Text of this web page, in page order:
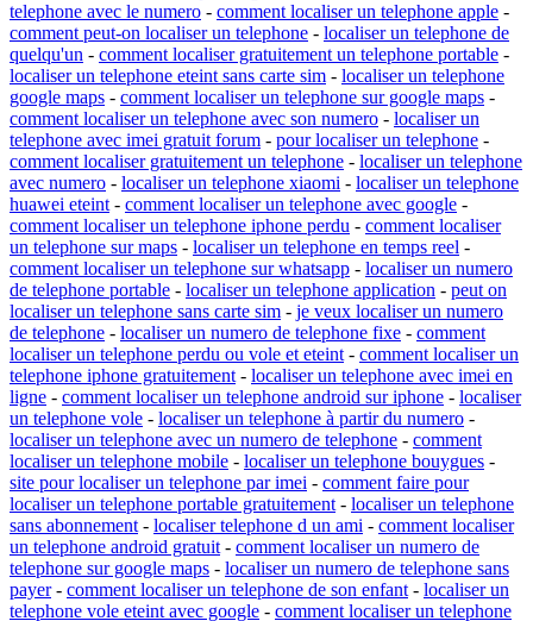
telephone avec le numero - comment localiser un telephone apple -
comment peut-on localiser un telephone - localiser un telephone de
quelqu'un - comment localiser gratuitement un telephone portable -
localiser un telephone eteint sans carte sim - localiser un telephone
google maps - comment localiser un telephone sur google maps -
comment localiser un telephone avec son numero - localiser un
telephone avec imei gratuit forum - pour localiser un telephone -
comment localiser gratuitement un telephone - localiser un telephone
avec numero - localiser un telephone xiaomi - localiser un telephone
huawei eteint - comment localiser un telephone avec google -
comment localiser un telephone iphone perdu - comment localiser
un telephone sur maps - localiser un telephone en temps reel -
comment localiser un telephone sur whatsapp - localiser un numero
de telephone portable - localiser un telephone application - peut on
localiser un telephone sans carte sim - je veux localiser un numero
de telephone - localiser un numero de telephone fixe - comment
localiser un telephone perdu ou vole et eteint - comment localiser un
telephone iphone gratuitement - localiser un telephone avec imei en
ligne - comment localiser un telephone android sur iphone - localiser
un telephone vole - localiser un telephone à partir du numero -
localiser un telephone avec un numero de telephone - comment
localiser un telephone mobile - localiser un telephone bouygues -
site pour localiser un telephone par imei - comment faire pour
localiser un telephone portable gratuitement - localiser un telephone
sans abonnement - localiser telephone d un ami - comment localiser
un telephone android gratuit - comment localiser un numero de
telephone sur google maps - localiser un numero de telephone sans
payer- comment localiser un telephone de son enfant - localiser un
telephone vole eteint avec google - comment localiser un telephone